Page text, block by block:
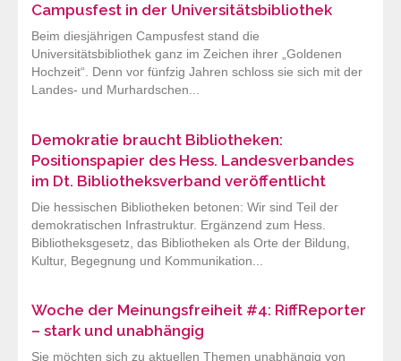
Campusfest in der Universitätsbibliothek
Beim diesjährigen Campusfest stand die
Universitätsbibliothek ganz im Zeichen ihrer „Goldenen
Hochzeit“. Denn vor fünfzig Jahren schloss sie sich mit der
Landes- und Murhardschen...
Demokratie braucht Bibliotheken:
Positionspapier des Hess. Landesverbandes
im Dt. Bibliotheksverband veröffentlicht
Die hessischen Bibliotheken betonen: Wir sind Teil der
demokratischen Infrastruktur. Ergänzend zum Hess.
Bibliotheksgesetz, das Bibliotheken als Orte der Bildung,
Kultur, Begegnung und Kommunikation...
Woche der Meinungsfreiheit #4: RiffReporter
– stark und unabhängig
Sie möchten sich zu aktuellen Themen unabhängig von